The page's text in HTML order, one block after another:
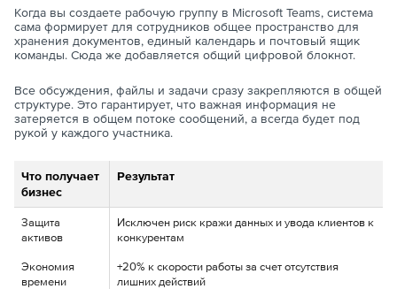
Когда вы создаете рабочую группу в Microsoft Teams, система
сама формирует для сотрудников общее пространство для
хранения документов, единый календарь и почтовый ящик
команды. Сюда же добавляется общий цифровой блокнот.
Все обсуждения, файлы и задачи сразу закрепляются в общей
структуре. Это гарантирует, что важная информация не
затеряется в общем потоке сообщений, а всегда будет под
рукой у каждого участника.
Что получает
бизнес
Результат
Защита
активов
Исключен риск кражи данных и увода клиентов к
конкурентам
Экономия
времени
+20% к скорости работы за счет отсутствия
лишних действий